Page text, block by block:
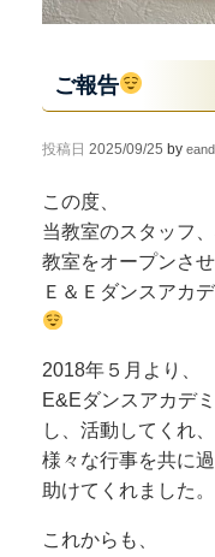
ご報告
投稿日 2025/09/25 by
この度、
当教室のスタッフ
教室をオープンさ
Ｅ＆Ｅダンスアカ
2018年５月より、
E&Eダンスアカデ
し、活動してくれ、
様々な行事を共に過
助けてくれました。
これからも、